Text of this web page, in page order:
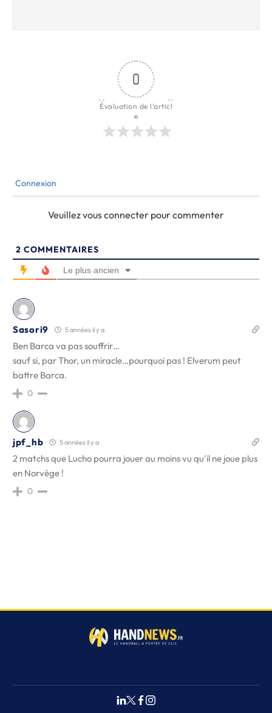
0
Évaluation de l'articl
e
Connexion
Veuillez vous connecter pour commenter
2 COMMENTAIRES
Le plus ancien
Sasori9 5 années il y a
Ben Barca va pas souffrir…
sauf si, par Thor, un miracle…pourquoi pas ! Elverum peut
battre Barca.
0
jpf_hb 5 années il y a
2 matchs que Lucho pourra jouer au moins vu qu'il ne joue plus
en Norvège !
0